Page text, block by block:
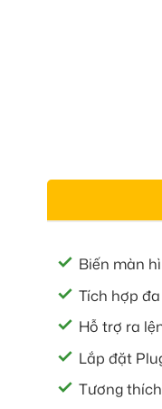
Biến màn
Tích hợp
Hỗ trợ ra
Lắp đặt
Tương